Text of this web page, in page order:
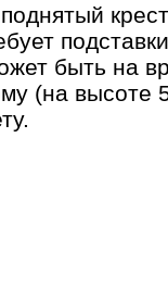
быть на
(на высоте